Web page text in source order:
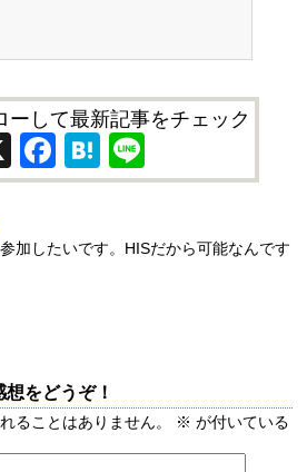
ーして最新記事をチェック
X Facebook
Hatena
加したいです。HISだから可能なんです
をどうぞ！
ることはありません。 ※ が付いている